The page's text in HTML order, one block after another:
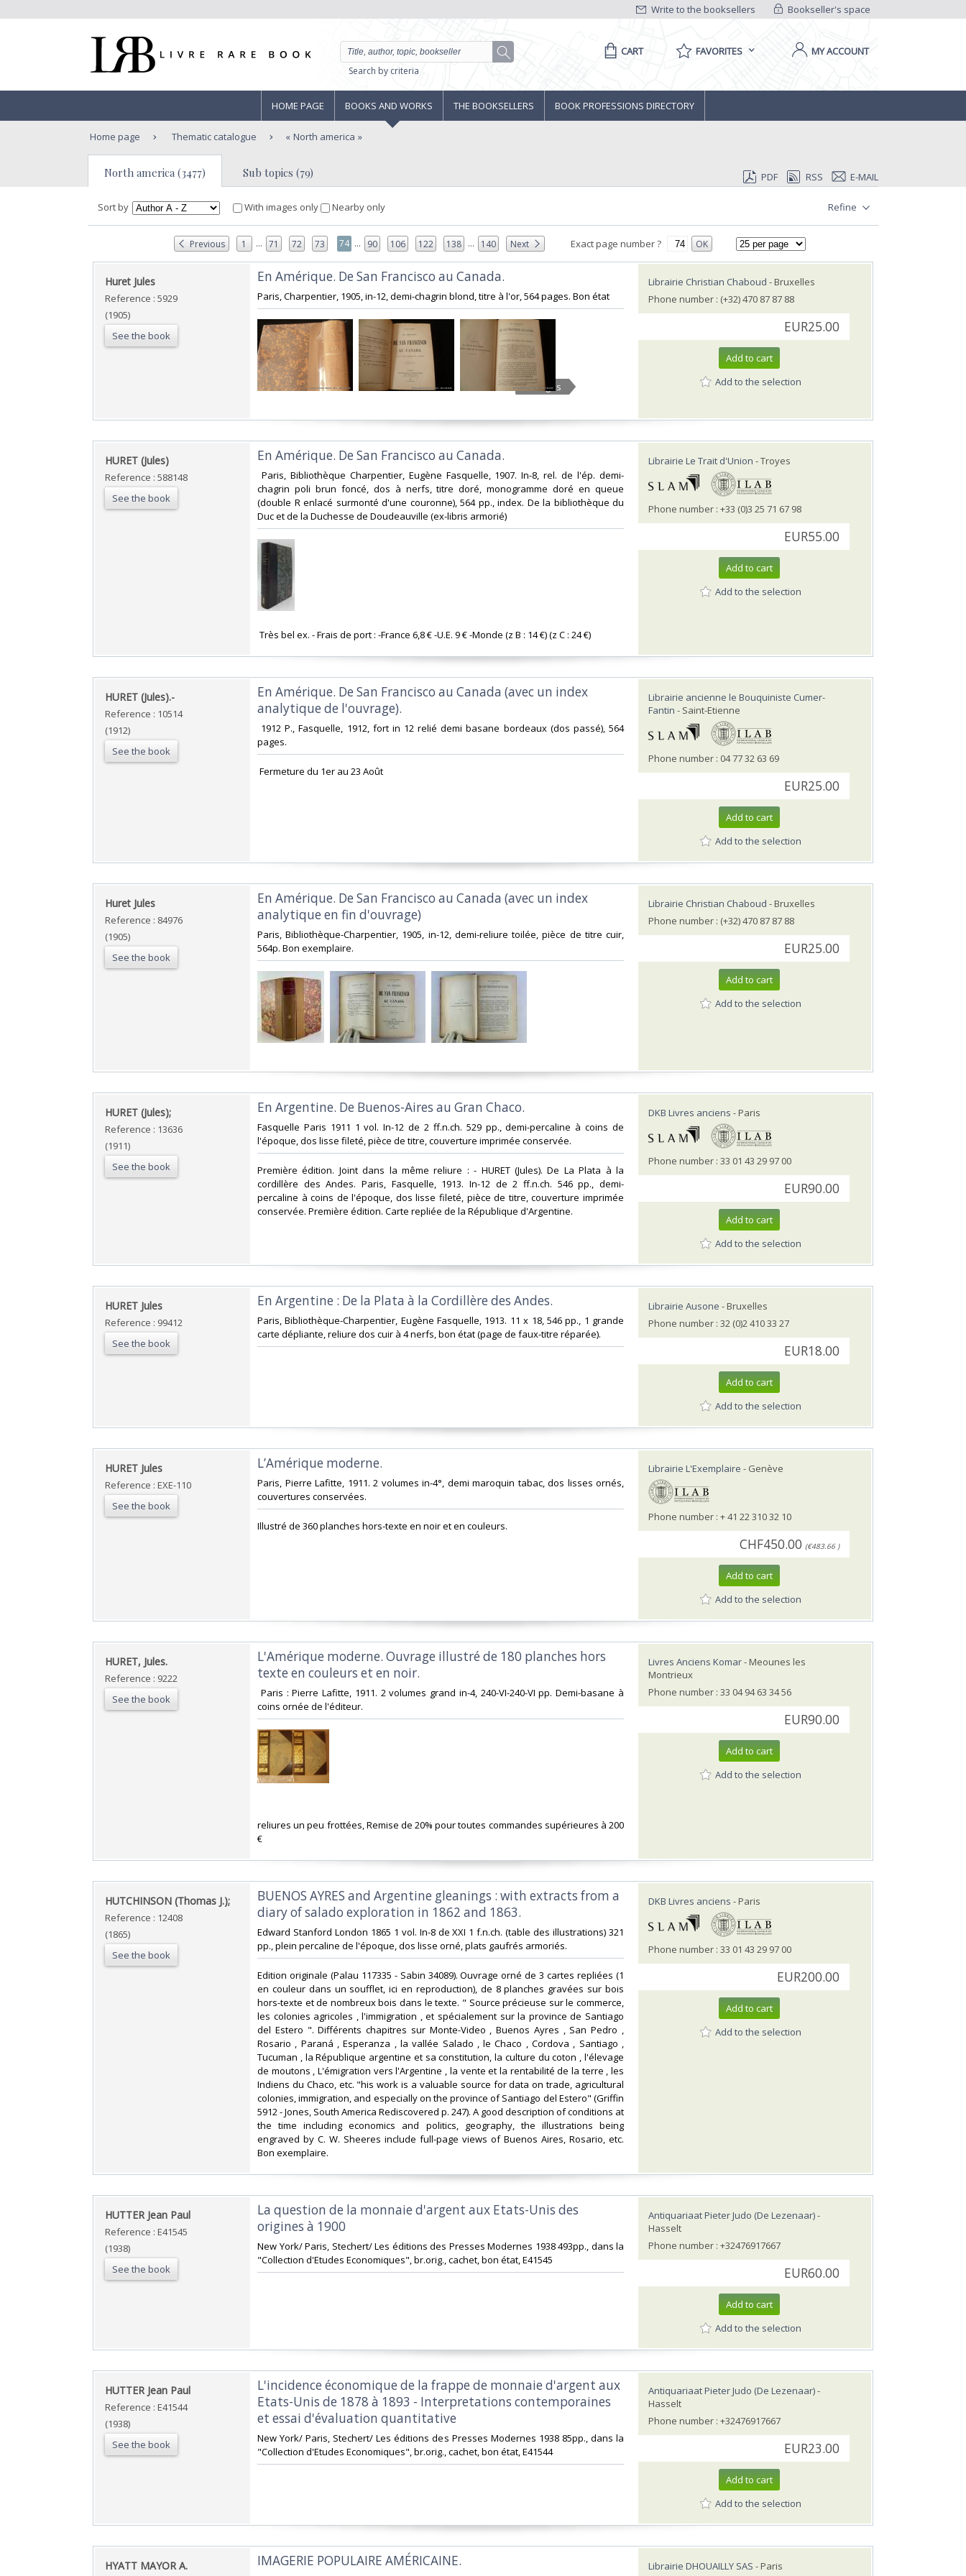
Bookseller's space
Write to the booksellers
Search by criteria
CART FAVORITES MY ACCOUNT
HOME PAGE BOOKS AND WORKS THE BOOKSELLERS BOOK PROFESSIONS DIRECTORY
Home page Thematic catalogue North america
North america (3477) Sub topics (79) PDF RSS E-MAIL
Sort by With images only Nearby only Refine
Previous 1 ... 71 72 73 74 ... 90 106 122 138 ... 140 Next Exact page number ? OK
‎Huret Jules‎
Reference : 5929
(1905)
See the book
‎En Amérique. De San Francisco au Canada.‎
‎Paris, Charpentier, 1905, in-12, demi-chagrin blond, titre à l'or, 564 pages. Bon état ‎
5 Images
Librairie Christian Chaboud - Bruxelles
Phone number : (+32) 470 87 87 88
EUR25.00
Add to cart
Add to the selection
‎HURET (Jules)‎
Reference : 588148
See the book
‎En Amérique. De San Francisco au Canada.‎
‎ Paris, Bibliothèque Charpentier, Eugène Fasquelle, 1907. In-8, rel. de l'ép. demi-
chagrin poli brun foncé, dos à nerfs, titre doré, monogramme doré en queue
(double R enlacé surmonté d'une couronne), 564 pp., index. De la bibliothèque du
Duc et de la Duchesse de Doudeauville (ex-libris armorié) ‎
‎ Très bel ex. - Frais de port : -France 6,8 € -U.E. 9 € -Monde (z B : 14 €) (z C : 24 €) ‎
Librairie Le Trait d'Union - Troyes
Phone number : +33 (0)3 25 71 67 98
EUR55.00
Add to cart
Add to the selection
‎HURET (Jules).-‎
Reference : 10514
(1912)
See the book
‎En Amérique. De San Francisco au Canada (avec un index
analytique de l'ouvrage). ‎
‎ 1912 P., Fasquelle, 1912, fort in 12 relié demi basane bordeaux (dos passé), 564
pages. ‎
‎ Fermeture du 1er au 23 Août‎
Librairie ancienne le Bouquiniste Cumer-
Fantin - Saint-Etienne
Phone number : 04 77 32 63 69
EUR25.00
Add to cart
Add to the selection
‎Huret Jules‎
Reference : 84976
(1905)
See the book
‎En Amérique. De San Francisco au Canada (avec un index
analytique en fin d'ouvrage)‎
‎Paris, Bibliothèque-Charpentier, 1905, in-12, demi-reliure toilée, pièce de titre cuir,
564p. Bon exemplaire. ‎
Librairie Christian Chaboud - Bruxelles
Phone number : (+32) 470 87 87 88
EUR25.00
Add to cart
Add to the selection
‎HURET (Jules);‎
Reference : 13636
(1911)
See the book
‎En Argentine. De Buenos-Aires au Gran Chaco.‎
‎Fasquelle Paris 1911 1 vol. In-12 de 2 ff.n.ch. 529 pp., demi-percaline à coins de
l'époque, dos lisse fileté, pièce de titre, couverture imprimée conservée.‎
‎Première édition. Joint dans la même reliure : - HURET (Jules). De La Plata à la
cordillère des Andes. Paris, Fasquelle, 1913. In-12 de 2 ff.n.ch. 546 pp., demi-
percaline à coins de l'époque, dos lisse fileté, pièce de titre, couverture imprimée
conservée. Première édition. Carte repliée de la République d'Argentine.‎
DKB Livres anciens - Paris
Phone number : 33 01 43 29 97 00
EUR90.00
Add to cart
Add to the selection
‎HURET Jules‎
Reference : 99412
See the book
‎En Argentine : De la Plata à la Cordillère des Andes.‎
‎Paris, Bibliothèque-Charpentier, Eugène Fasquelle, 1913. 11 x 18, 546 pp., 1 grande
carte dépliante, reliure dos cuir à 4 nerfs, bon état (page de faux-titre réparée).‎
Librairie Ausone - Bruxelles
Phone number : 32 (0)2 410 33 27
EUR18.00
Add to cart
Add to the selection
‎HURET Jules‎
Reference : EXE-110
See the book
‎L’Amérique moderne. ‎
‎Paris, Pierre Lafitte, 1911. 2 volumes in-4°, demi maroquin tabac, dos lisses ornés,
couvertures conservées. ‎
‎Illustré de 360 planches hors-texte en noir et en couleurs.‎
Librairie L'Exemplaire - Genève
Phone number : + 41 22 310 32 10
CHF450.00 (€483.66 )
Add to cart
Add to the selection
‎HURET, Jules. ‎
Reference : 9222
See the book
‎L'Amérique moderne. Ouvrage illustré de 180 planches hors
texte en couleurs et en noir.‎
‎ Paris : Pierre Lafitte, 1911. 2 volumes grand in-4, 240-VI-240-VI pp. Demi-basane à
coins ornée de l'éditeur.‎
‎reliures un peu frottées, Remise de 20% pour toutes commandes supérieures à 200
€‎
Livres Anciens Komar- Meounes les
Montrieux
Phone number : 33 04 94 63 34 56
EUR90.00
Add to cart
Add to the selection
‎HUTCHINSON (Thomas J.);‎
Reference : 12408
(1865)
See the book
‎BUENOS AYRES and Argentine gleanings : with extracts from a
diary of salado exploration in 1862 and 1863.‎
‎Edward Stanford London 1865 1 vol. In-8 de XXI 1 f.n.ch. (table des illustrations) 321
pp., plein percaline de l'époque, dos lisse orné, plats gaufrés armoriés.‎
‎Edition originale (Palau 117335 - Sabin 34089). Ouvrage orné de 3 cartes repliées (1
en couleur dans un soufflet, ici en reproduction), de 8 planches gravées sur bois
hors-texte et de nombreux bois dans le texte. " Source précieuse sur le commerce,
les colonies agricoles , l'immigration , et spécialement sur la province de Santiago
del Estero ". Différents chapitres sur Monte-Video , Buenos Ayres , San Pedro ,
Rosario , Paraná , Esperanza , la vallée Salado , le Chaco , Cordova , Santiago ,
Tucuman , la République argentine et sa constitution, la culture du coton , l'élevage
de moutons , L'émigration vers l'Argentine , la vente et la rentabilité de la terre , les
Indiens du Chaco, etc. "his work is a valuable source for data on trade, agricultural
colonies, immigration, and especially on the province of Santiago del Estero" (Griffin
5912 - Jones, South America Rediscovered p. 247). A good description of conditions at
the time including economics and politics, geography, the illustrations being
engraved by C. W. Sheeres include full-page views of Buenos Aires, Rosario, etc.
Bon exemplaire.‎
DKB Livres anciens - Paris
Phone number : 33 01 43 29 97 00
EUR200.00
Add to cart
Add to the selection
‎HUTTER Jean Paul‎
Reference : E41545
(1938)
See the book
‎La question de la monnaie d'argent aux Etats-Unis des
origines à 1900‎
‎New York/ Paris, Stechert/ Les éditions des Presses Modernes 1938 493pp., dans la
"Collection d'Etudes Economiques", br.orig., cachet, bon état, E41545‎
Antiquariaat Pieter Judo (De Lezenaar)-
Hasselt
Phone number : +32476917667
EUR60.00
Add to cart
Add to the selection
‎HUTTER Jean Paul‎
Reference : E41544
(1938)
See the book
‎L'incidence économique de la frappe de monnaie d'argent aux
Etats-Unis de 1878 à 1893 - Interpretations contemporaines
et essai d'évaluation quantitative‎
‎New York/ Paris, Stechert/ Les éditions des Presses Modernes 1938 85pp., dans la
"Collection d'Etudes Economiques", br.orig., cachet, bon état, E41544‎
Antiquariaat Pieter Judo (De Lezenaar)-
Hasselt
Phone number : +32476917667
EUR23.00
Add to cart
Add to the selection
‎HYATT MAYOR A.‎ ‎IMAGERIE POPULAIRE AMÉRICAINE.‎ Librairie DHOUAILLY SAS - Paris